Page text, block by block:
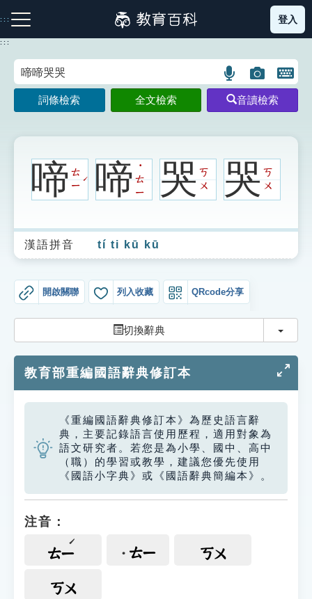
到
主
:::
注音索引圖示 筆畫索引圖示 部首索引表圖示
生字詞彙表
成語故事
索引選單
單字索引
生命大百科索引
遊戲專區
教學應用
貓頭鷹博士
登入
:::
語
言
搜
示
圖
片
搜
示
開
鍵
圖
詞條檢索 全文檢索 音讀檢索
啼ㄊ
ㄧ
ˊ 啼 ˙
ㄊ
ㄧ
哭ㄎ
ㄨ
哭ㄎ
ㄨ
漢語拼音 tí ti kū kū
開啟關聯 列入收藏 QRcode分享
切換辭典 切換
教育部重編國語辭典修訂本
《重編國語辭典修訂本》為歷史語言辭
典，主要記錄語言使用歷程，適用對象為
語文研究者。若您是為小學、國中、高中
（職）的學習或教學，建議您優先使用
《國語小字典》或《國語辭典簡編本》。
注音：
ㄊㄧ ㄊㄧ ㄎㄨ
ㄎㄨ